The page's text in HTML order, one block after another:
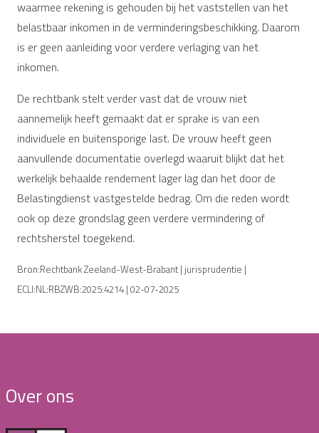
waarmee rekening is gehouden bij het vaststellen van het
belastbaar inkomen in de verminderingsbeschikking. Daarom
is er geen aanleiding voor verdere verlaging van het
inkomen.
De rechtbank stelt verder vast dat de vrouw niet
aannemelijk heeft gemaakt dat er sprake is van een
individuele en buitensporige last. De vrouw heeft geen
aanvullende documentatie overlegd waaruit blijkt dat het
werkelijk behaalde rendement lager lag dan het door de
Belastingdienst vastgestelde bedrag. Om die reden wordt
ook op deze grondslag geen verdere vermindering of
rechtsherstel toegekend.
Bron:Rechtbank Zeeland-West-Brabant | jurisprudentie |
ECLI:NL:RBZWB:2025:4214 | 02-07-2025
Over ons